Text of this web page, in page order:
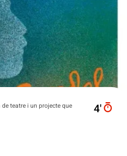
teatre i un projecte que
4′